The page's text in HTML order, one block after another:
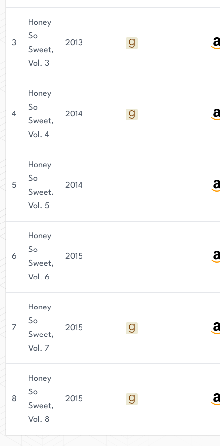
3
Honey
So
Sweet,
Vol. 3
2013
4
Honey
So
Sweet,
Vol. 4
2014
5
Honey
So
Sweet,
Vol. 5
2014
6
Honey
So
Sweet,
Vol. 6
2015
7
Honey
So
Sweet,
Vol. 7
2015
8
Honey
So
Sweet,
Vol. 8
2015